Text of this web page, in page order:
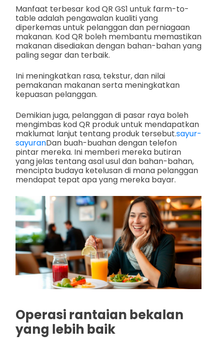
Manfaat terbesar kod QR GS1 untuk farm-to-
table adalah pengawalan kualiti yang
diperkemas untuk pelanggan dan perniagaan
makanan. Kod QR boleh membantu memastikan
makanan disediakan dengan bahan-bahan yang
paling segar dan terbaik.
Ini meningkatkan rasa, tekstur, dan nilai
pemakanan makanan serta meningkatkan
kepuasan pelanggan.
Demikian juga, pelanggan di pasar raya boleh
mengimbas kod QR produk untuk mendapatkan
maklumat lanjut tentang produk tersebut.sayur-
sayuranDan buah-buahan dengan telefon
pintar mereka. Ini memberi mereka butiran
yang jelas tentang asal usul dan bahan-bahan,
mencipta budaya ketelusan di mana pelanggan
mendapat tepat apa yang mereka bayar.
Operasi rantaian bekalan
yang lebih baik